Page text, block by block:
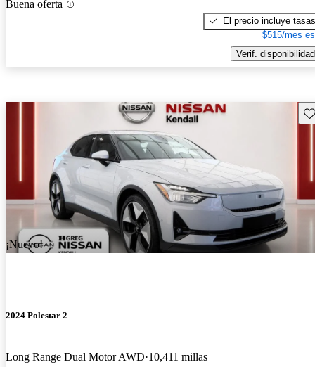
Buena oferta
El precio incluye tasas
$515/mes
Verif. disponibilidad
¡Nuevo!
2024 Polestar 2
Long Range Dual Motor AWD 10,411 millas